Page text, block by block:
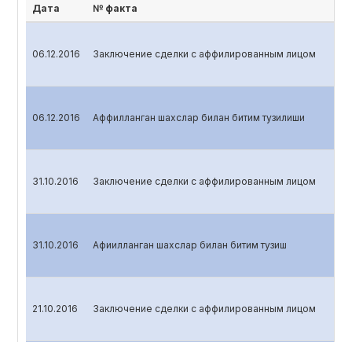
Дата № факта
06.12.2016 Заключение сделки с аффилированным лицом
06.12.2016 Аффилланган шахслар билан битим тузилиши
31.10.2016 Заключение сделки с аффилированным лицом
31.10.2016 Афиилланган шахслар билан битим тузиш
21.10.2016 Заключение сделки с аффилированным лицом